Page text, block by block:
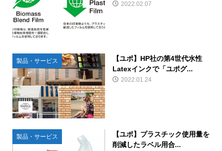
2022.02.07
製品・サービス
【ユポ】HP社の第4世代水性
Latexインクで「ユポグ...
2022.01.24
製品・サービス
【ユポ】プラスチック使用量を
削減したラベル用合...